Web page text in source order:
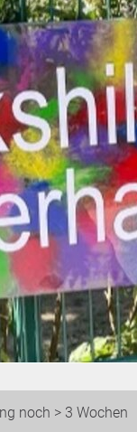
noch > 3 Wochen